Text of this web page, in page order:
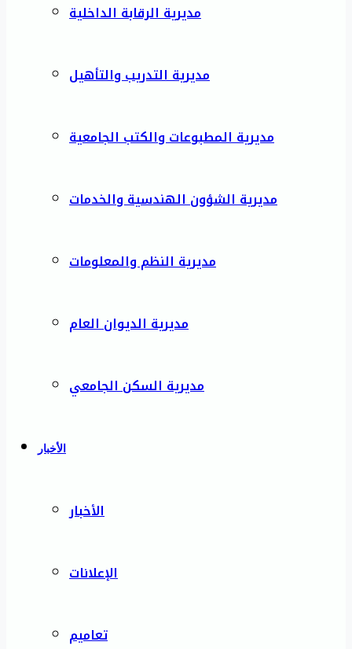
مديرية الرقابة الداخلية
مديرية التدريب والتأهيل
مديرية المطبوعات والكتب الجامعية
مديرية الشؤون الهندسية والخدمات
مديرية النظم والمعلومات
مديرية الديوان العام
مديرية السكن الجامعي
الأخبار
الأخبار
الإعلانات
تعاميم